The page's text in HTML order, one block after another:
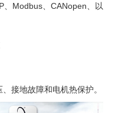
、Modbus、CANopen、以
接地故障和电机热保护。